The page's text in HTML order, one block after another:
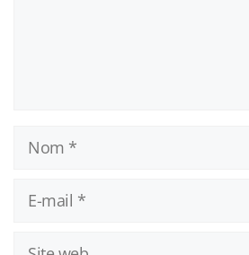
Nom
mail
Site